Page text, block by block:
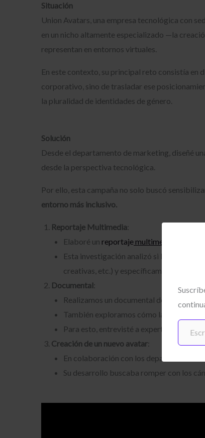
Escribe tu
Situación
Union Avatars, una empresa tecnológica con
en un nicho altamente especializado —la
representan en entornos virtuales.
En este contexto, su principal reto consistía en
corporativo, sino de trasladar ese
la pluralidad de identidades de género.
Solución
Desde el departamento de marketing, diseñé
desde la perspectiva tecnológica.
Por ello, esta campaña no solo buscó
entorno más inclusivo.
Reportaje Multimedia:
Elaboré un reportaje multimedia
Esta investigación analizó si los
creativas, etc.) y específicamente, cómo
Documental:
Realizamos un documental de 3
También exploramos cómo la moda
Para esto, entrevisté a expertas en
Creación de un nuevo avatar:
En colaboración con los departamentos
Su desarrollo buscaba romper con los